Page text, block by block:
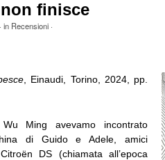
finisce
in Recensioni·
, Einaudi, Torino, 2024, pp.
Ming avevamo incontrato
di Guido e Adele, amici
DS (chiamata all’epoca